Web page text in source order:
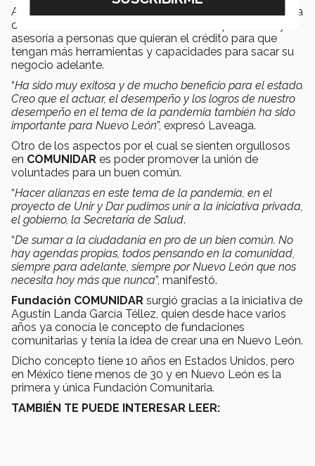
Además, se hizo un fideicomiso en Banregio y en alianza
con la Fundación Promover ofrecerán capacitación y
asesoría a personas que quieran el crédito para que
tengan más herramientas y capacidades para sacar su
negocio adelante.
“Ha sido muy exitosa y de mucho beneficio para el estado.
Creo que el actuar, el desempeño y los logros de nuestro
desempeño en el tema de la pandemia también ha sido
importante para Nuevo León”, expresó Laveaga.
Otro de los aspectos por el cual se sienten orgullosos
en COMUNIDAR es poder promover la unión de
voluntades para un buen común.
“Hacer alianzas en este tema de la pandemia, en el
proyecto de Unir y Dar pudimos unir a la iniciativa privada,
el gobierno, la Secretaría de Salud.
“De sumar a la ciudadanía en pro de un bien común. No
hay agendas propias, todos pensando en la comunidad,
siempre para adelante, siempre por Nuevo León que nos
necesita hoy más que nunca”, manifestó.
Fundación COMUNIDAR surgió gracias a la iniciativa de
Agustín Landa García Téllez, quien desde hace varios
años ya conocía le concepto de fundaciones
comunitarias y tenía la idea de crear una en Nuevo León.
Dicho concepto tiene 10 años en Estados Unidos, pero
en México tiene menos de 30 y en Nuevo León es la
primera y única Fundación Comunitaria.
TAMBIÉN TE PUEDE INTERESAR LEER: